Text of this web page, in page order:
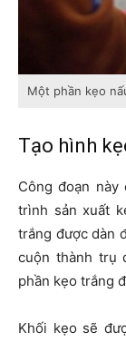
Một phần kẹo
Tạo hình
Công đoạn
trình sản xuất
trắng được dàn
cuộn thành trụ
phần kẹo trắng
Khối kẹo sẽ